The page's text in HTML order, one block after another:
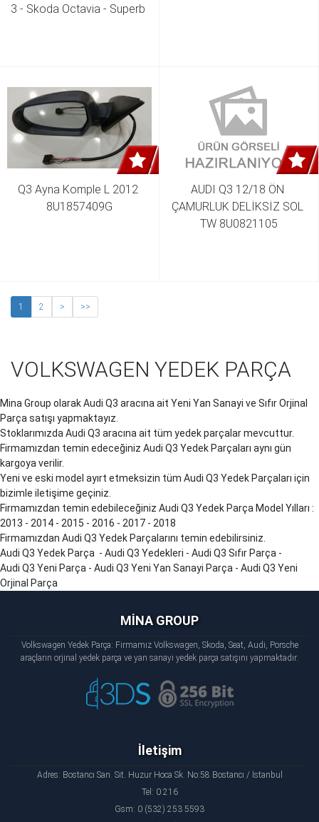
3 - Skoda Octavia - Superb
Q3 Ayna Komple L 2012
8U1857409G
AUDI Q3 12/18 ÖN
ÇAMURLUK DELİKSİZ SOL
TW 8U0821105
1 2 > >>
VOLKSWAGEN YEDEK PARÇA
Mina Group olarak Audi Q3 aracına ait Yeni Yan Sanayi ve Sıfır Orjinal
Parça satışı yapmaktayız.
Stoklarımızda Audi Q3 aracına ait tüm yedek parçalar mevcuttur.
Firmamızdan temin edeceğiniz Audi Q3 Yedek Parçaları aynı gün
kargoya verilir.
Yeni ve eski model ayırt etmeksizin tüm Audi Q3 Yedek Parçaları için
bizimle iletişime geçiniz.
Firmamızdan temin edebileceğiniz Audi Q3 Yedek Parça Model Yılları :
2013 - 2014 - 2015 - 2016 - 2017 - 2018
Firmamızdan Audi Q3 Yedek Parçalarını temin edebilirsiniz.
Audi Q3 Yedek Parça - Audi Q3 Yedekleri - Audi Q3 Sıfır Parça -
Audi Q3 Yeni Parça - Audi Q3 Yeni Yan Sanayi Parça - Audi Q3 Yeni
Orjinal Parça
MİNA GROUP
Volkswagen Yedek Parça: Firmamız Volkswagen, Skoda, Seat, Audi, Porsche
araçların orjinal yedek parça ve yan sanayi yedek parça satışını yapmaktadır.
İletişim
Adres: Bostancı San. Sit. Huzur Hoca Sk. No:58 Bostancı / İstanbul
Tel: 0 216
Gsm: 0 (532) 253 5593